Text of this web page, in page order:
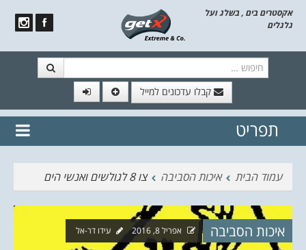
אקסטרים בים , בשלג ועל
גלגלים
קבלו עדכונים למייל
// הצטרף לרשימת תפוצה!
נשמח
תפריט
עמוד הבית
איכות הסביבה צו 8 לגולשים ואנשי הים
איכות הסביבה אפריל 8, 2016 עידו דר-אל